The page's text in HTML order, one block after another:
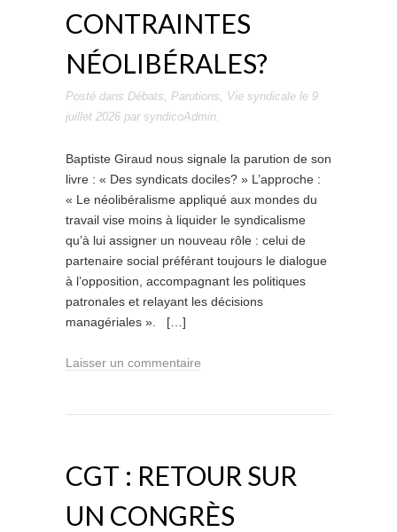
CONTRAINTES
NÉOLIBÉRALES?
Posté dans Débats, Parutions, Vie syndicale le 9
juillet 2026 par syndicoAdmin.
Baptiste Giraud nous signale la parution de son
livre : « Des syndicats dociles? » L’approche :
« Le néolibéralisme appliqué aux mondes du
travail vise moins à liquider le syndicalisme
qu’à lui assigner un nouveau rôle : celui de
partenaire social préférant toujours le dialogue
à l’opposition, accompagnant les politiques
patronales et relayant les décisions
managériales ». […]
Laisser un commentaire
CGT : RETOUR SUR
UN CONGRÈS